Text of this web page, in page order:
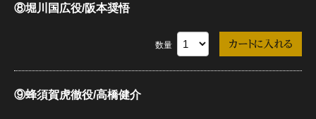
⑧堀川国広役/阪本奨悟
数量
⑨蜂須賀虎徹役/高橋健介